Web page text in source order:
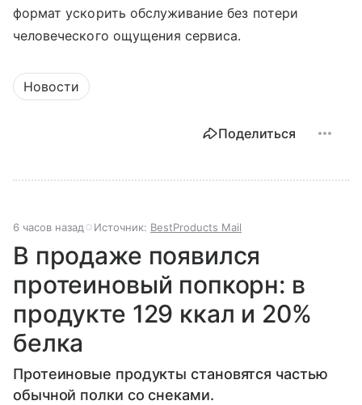
формат ускорить обслуживание без потери
человеческого ощущения сервиса.
Новости
Поделиться
6 часов назад Источник: BestProducts Mail
В продаже появился
протеиновый попкорн: в
продукте 129 ккал и 20%
белка
Протеиновые продукты становятся частью
обычной полки со снеками.